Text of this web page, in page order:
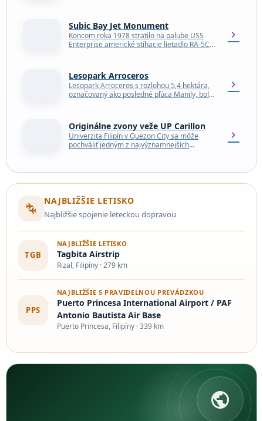
Subic Bay Jet Monument
Koncom roka 1978 stratilo na palube USS
Enterprise americké stíhacie lietadlo RA-5C
chevron_right
Lesopark Arroceros
Lesopark Arroceros s rozlohou 5,4 hektára,
označovaný ako posledné pľúca Manily, bol
sa…
chevron_right
Originálne zvony veže UP Carillon
Univerzita Filipín v Quezon City sa môže
pochváliť jedným z najvýznamnejších
chevron_right
connecting_airports
NAJBLIŽŠIE LETISKO
Najbližšie spojenie leteckou dopravou
TGB
NAJBLIŽŠIE LETISKO
Tagbita Airstrip
Rizal, Filipíny · 279 km
PPS
NAJBLIŽŠIE S PRAVIDELNOU PREVÁDZKOU
Puerto Princesa International Airport / PAF
Antonio Bautista Air Base
Puerto Princesa, Filipíny · 339 km
public